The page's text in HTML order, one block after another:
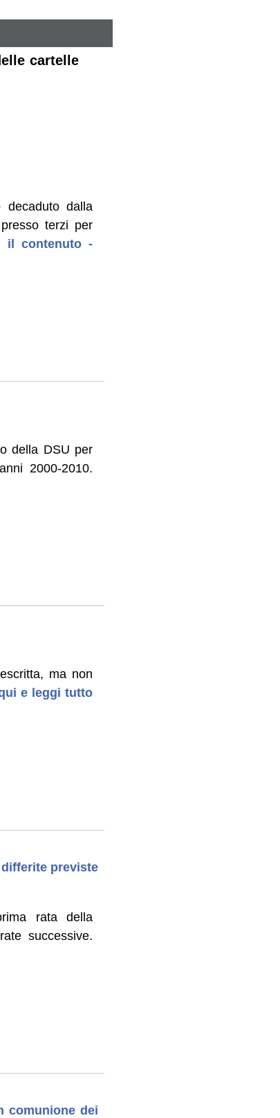
cartelle
dalla
terzi per
il contenuto -
della DSU per
2000-2010.
ma non
e leggi tutto
previste
rata della
successive.
comunione dei